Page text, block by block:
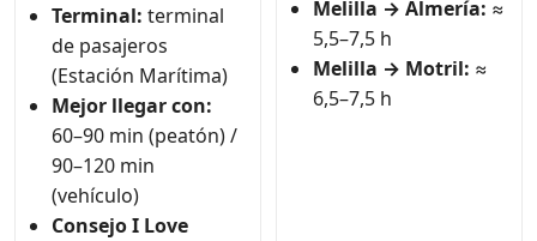
Terminal: terminal
de pasajeros
(Estación Marítima)
Mejor llegar con:
60–90 min (peatón) /
90–120 min
(vehículo)
Consejo I Love
Melilla → Almería: ≈
5,5–7,5 h
Melilla → Motril: ≈
6,5–7,5 h